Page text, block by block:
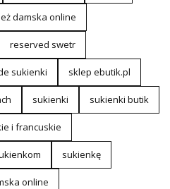
damska online
reserved swetr
sukienki sklep ebutik.pl
sukienki sukienki butik
i francuskie
sukienkę
online